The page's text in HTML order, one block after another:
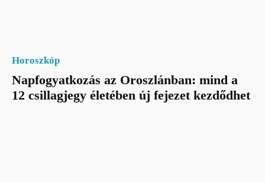
Horoszkóp
Napfogyatkozás az Oroszlánban: mind a
12 csillagjegy életében új fejezet kezdődhet